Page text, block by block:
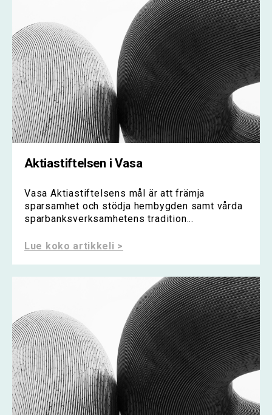
Aktiastiftelsen i Vasa
Vasa Aktiastiftelsens mål är att främja
sparsamhet och stödja hembygden samt vårda
sparbanksverksamhetens tradition...
Lue koko artikkeli >